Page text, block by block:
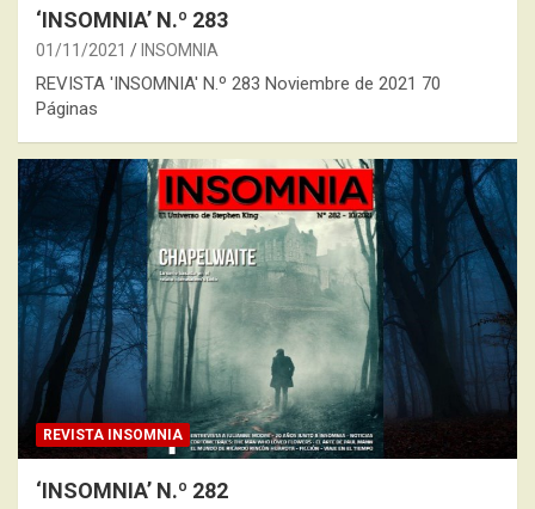
‘INSOMNIA’ N.º 283
01/11/2021 INSOMNIA
REVISTA 'INSOMNIA' N.º 283 Noviembre de 2021 70
Páginas
REVISTA INSOMNIA
‘INSOMNIA’ N.º 282